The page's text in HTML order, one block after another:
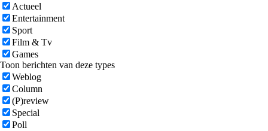
Actueel
Entertainment
Sport
Film & Tv
Games
Toon berichten van deze types
Weblog
Column
(P)review
Special
Poll